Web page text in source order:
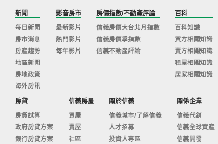
新聞
每日新聞
房市消息
房產趨勢
地區新聞
房地政策
海外房訊
影音房市
最新影片
熱門影片
每年影片
房價指數/不動產評論
信義房價大台北月指數
信義房價季指數
信義不動產評論
百科
百科知識
買方相關知識
賣方相關知識
租屋相關知識
居家相關知識
房貸
房貸試算
政府房貸方案
銀行房貸方案
信義房屋
買屋
賣屋
社區
關於信義
信義城市/了解信義
人才招募
投資人專區
關係企業
信義代銷
信義全球資產
信義開發